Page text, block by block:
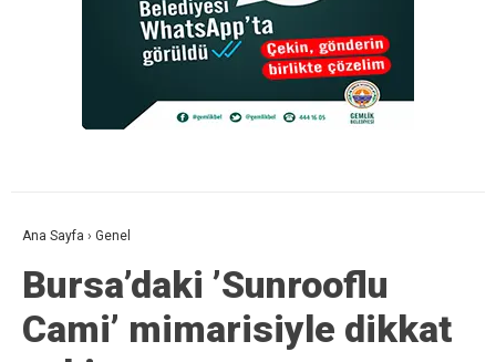
Ana Sayfa › Genel
Bursa’daki ’Sunrooflu
Cami’ mimarisiyle dikkat